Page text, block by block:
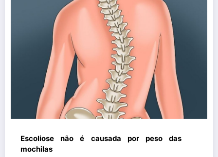
Escoliose não é causada por peso das
mochilas